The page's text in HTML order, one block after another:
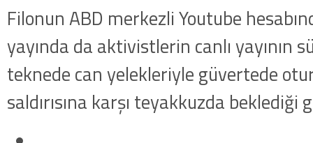
Filonun ABD merkezli Youtube
yayında da aktivistlerin canlı yayının
teknede can yelekleriyle güvertede
saldırısına karşı teyakkuzda beklediği